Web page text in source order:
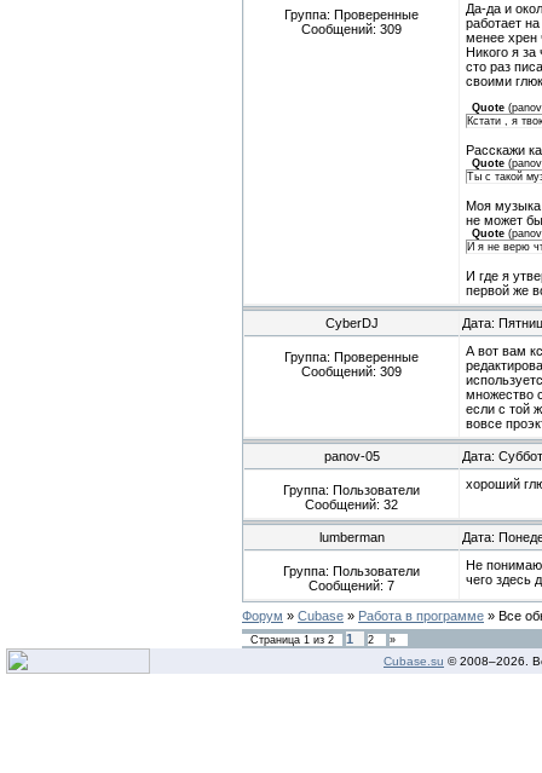
Группа: Проверенные
Сообщений: 309
Да-да и
работает
менее хрен
Никого я
сто раз
своими
Quote (
Кстати , я
Расскажи
Quote (
Ты с такой
Моя музыка
не может
Quote (
И я не верю
И где я
первой же
CyberDJ Дата:
Группа: Проверенные
Сообщений: 309
А вот вам
множество
если с той
вовсе
panov-05 Дата:
Группа: Пользователи
Сообщений: 32
хороший
lumberman Дата:
Группа: Пользователи
Сообщений: 7
Не понимаю
чего здесь
Форум » Cubase » Работа в программе » Все
Страница 1 из 2 1 2 »
Cubase.su © 2008–2026.